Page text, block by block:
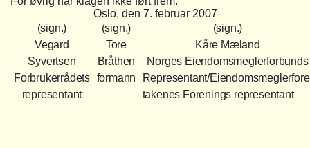
Oslo, den 7. februar 2007
(sign.)
Vegard
Syvertsen
Forbrukerrådets
representant
(sign.)
Tore
Bråthen
formann
(sign.)
Kåre Mæland
Norges Eiendomsmeglerforbunds
Representant/
takenes Forenings representant